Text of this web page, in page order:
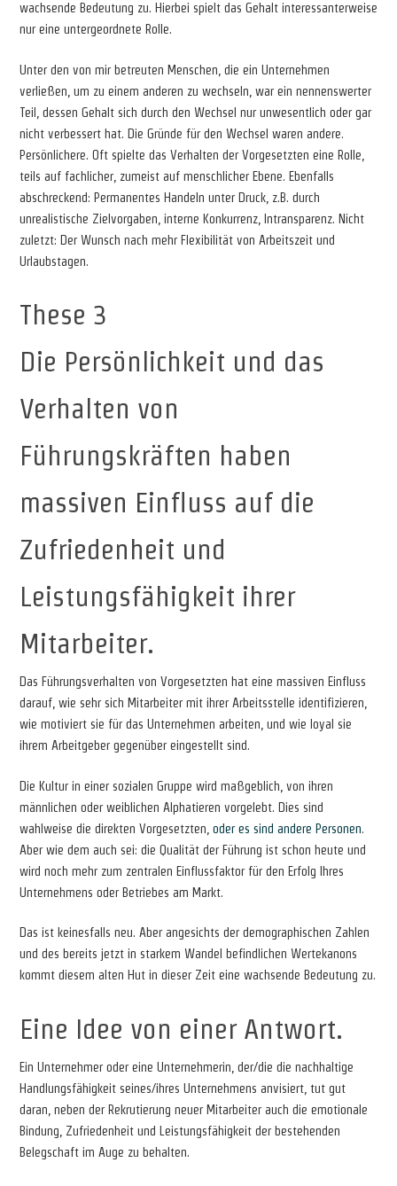
wachsende Bedeutung zu. Hierbei spielt das Gehalt interessanterweise
nur eine untergeordnete Rolle.
Unter den von mir betreuten Menschen, die ein Unternehmen
verließen, um zu einem anderen zu wechseln, war ein nennenswerter
Teil, dessen Gehalt sich durch den Wechsel nur unwesentlich oder gar
nicht verbessert hat. Die Gründe für den Wechsel waren andere.
Persönlichere. Oft spielte das Verhalten der Vorgesetzten eine Rolle,
teils auf fachlicher, zumeist auf menschlicher Ebene. Ebenfalls
abschreckend: Permanentes Handeln unter Druck, z.B. durch
unrealistische Zielvorgaben, interne Konkurrenz, Intransparenz. Nicht
zuletzt: Der Wunsch nach mehr Flexibilität von Arbeitszeit und
Urlaubstagen.
These 3
Die Persönlichkeit und das
Verhalten von
Führungskräften haben
massiven Einfluss auf die
Zufriedenheit und
Leistungsfähigkeit ihrer
Mitarbeiter.
Das Führungsverhalten von Vorgesetzten hat eine massiven Einfluss
darauf, wie sehr sich Mitarbeiter mit ihrer Arbeitsstelle identifizieren,
wie motiviert sie für das Unternehmen arbeiten, und wie loyal sie
ihrem Arbeitgeber gegenüber eingestellt sind.
Die Kultur in einer sozialen Gruppe wird maßgeblich, von ihren
männlichen oder weiblichen Alphatieren vorgelebt. Dies sind
wahlweise die direkten Vorgesetzten, oder es sind andere Personen.
Aber wie dem auch sei: die Qualität der Führung ist schon heute und
wird noch mehr zum zentralen Einflussfaktor für den Erfolg Ihres
Unternehmens oder Betriebes am Markt.
Das ist keinesfalls neu. Aber angesichts der demographischen Zahlen
und des bereits jetzt in starkem Wandel befindlichen Wertekanons
kommt diesem alten Hut in dieser Zeit eine wachsende Bedeutung zu.
Eine Idee von einer Antwort.
Ein Unternehmer oder eine Unternehmerin, der/die die nachhaltige
Handlungsfähigkeit seines/ihres Unternehmens anvisiert, tut gut
daran, neben der Rekrutierung neuer Mitarbeiter auch die emotionale
Bindung, Zufriedenheit und Leistungsfähigkeit der bestehenden
Belegschaft im Auge zu behalten.